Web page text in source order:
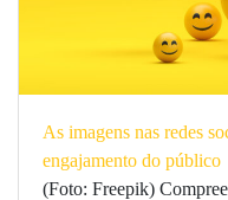
As imagens nas redes
engajamento do público
(Foto: Freepik)